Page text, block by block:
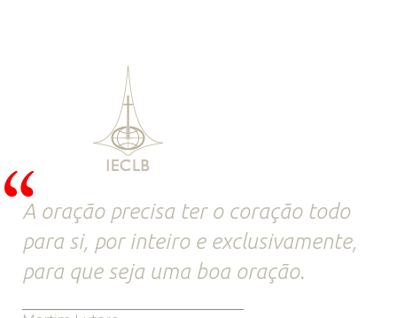
A oração precisa ter o coração todo
para si, por inteiro e exclusivamente,
para que seja uma boa oração.